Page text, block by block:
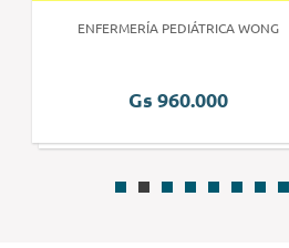
ENFERMERÍA PEDIÁTRICA WONG
Gs 960.000